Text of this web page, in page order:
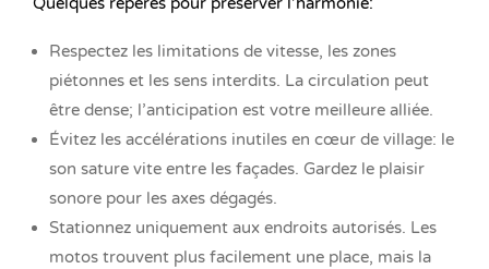
Respectez les limitations de vitesse, les zones
piétonnes et les sens interdits. La circulation peut
être dense; l’anticipation est votre meilleure alliée.
Évitez les accélérations inutiles en cœur de village: le
son sature vite entre les façades. Gardez le plaisir
sonore pour les axes dégagés.
Stationnez uniquement aux endroits autorisés. Les
motos trouvent plus facilement une place, mais la